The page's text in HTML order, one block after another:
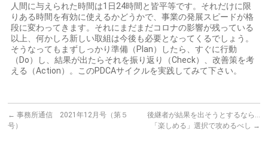
人間に与えられた時間は1日24時間と皆平等です。それだけに限
りある時間を有効に使えるかどうかで、事業の発展スピードが格
段に変わってきます。それにまだまだコロナの影響が残っている
以上、何かしろ新しい取組は今後も必要となってくるでしょう。
そうなってもまずしっかり準備（Plan）したら、すぐに行動
（Do）し、結果が出たらそれを振り返り（Check）、改善策を考
える（Action）。このPDCAサイクルを実践してみて下さい。
← 事務所通信 2021年12月号（第５
号）
後継者が結果を出そうとするなら…
「楽しめる」選択で攻めるべし →